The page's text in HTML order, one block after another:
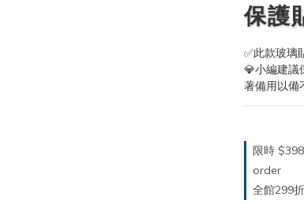
保護
✅此款玻璃
💎小編建議
著備用以備
限時
order
全館299